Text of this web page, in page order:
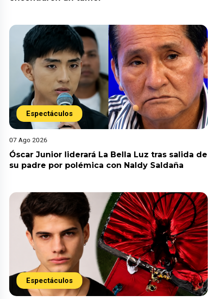
Espectáculos
07 Ago 2026
Óscar Junior liderará La Bella Luz tras salida de
su padre por polémica con Naldy Saldaña
Espectáculos